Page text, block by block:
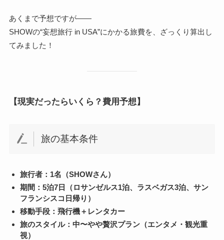
あくまで予想ですが――
SHOWの“妄想旅行 in USA”にかかる旅費を、ざっくり算出し
てみました！
【現実だったらいくら？費用予想】
旅の基本条件
旅行者：1名（SHOWさん）
期間：5泊7日（ロサンゼルス1泊、ラスベガス3泊、サン
フランシスコ日帰り）
移動手段：飛行機＋レンタカー
旅のスタイル：中〜やや贅沢プラン（エンタメ・観光重
視）